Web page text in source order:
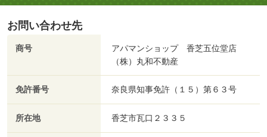
お問い合わせ先
商号
アパマンショップ 香芝五位堂店
（株）丸和不動産
免許番号 奈良県知事免許（１５）第６３号
所在地 香芝市瓦口２３３５